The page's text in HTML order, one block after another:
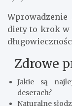
bogatych w
pozytywny
Składniki
cholesterolu
krwionośnych.
Dodatkowo,